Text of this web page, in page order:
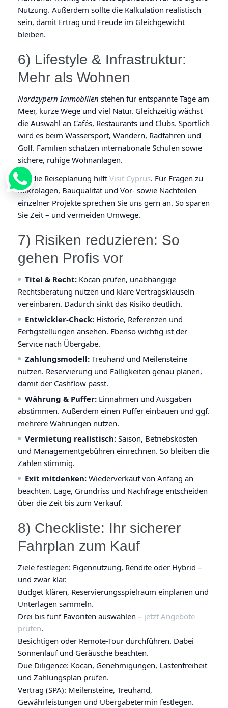
Nutzung. Außerdem sollte die Kalkulation realistisch
sein, damit Ertrag und Freude im Gleichgewicht
bleiben.
6) Lifestyle & Infrastruktur:
Mehr als Wohnen
Nordzypern Immobilien stehen für entspannte Tage am
Meer, kurze Wege und viel Natur. Gleichzeitig wächst
die Auswahl an Cafés, Restaurants und Clubs. Sportlich
wird es beim Wassersport, Wandern, Radfahren und
Golf. Familien schätzen internationale Schulen sowie
sichere, ruhige Wohnanlagen.
Für die Reiseplanung hilft Visit Cyprus. Für Fragen zu
Mikrolagen, Bauqualität und Vor- sowie Nachteilen
einzelner Projekte sprechen Sie uns gern an. So sparen
Sie Zeit – und vermeiden Umwege.
7) Risiken reduzieren: So
gehen Profis vor
Titel & Recht: Kocan prüfen, unabhängige
Rechtsberatung nutzen und klare Vertragsklauseln
vereinbaren. Dadurch sinkt das Risiko deutlich.
Entwickler-Check: Historie, Referenzen und
Fertigstellungen ansehen. Ebenso wichtig ist der
Service nach Übergabe.
Zahlungsmodell: Treuhand und Meilensteine
nutzen. Reservierung und Fälligkeiten genau planen,
damit der Cashflow passt.
Währung & Puffer: Einnahmen und Ausgaben
abstimmen. Außerdem einen Puffer einbauen und ggf.
mehrere Währungen nutzen.
Vermietung realistisch: Saison, Betriebskosten
und Managementgebühren einrechnen. So bleiben die
Zahlen stimmig.
Exit mitdenken: Wiederverkauf von Anfang an
beachten. Lage, Grundriss und Nachfrage entscheiden
über die Zeit bis zum Verkauf.
8) Checkliste: Ihr sicherer
Fahrplan zum Kauf
Ziele festlegen: Eigennutzung, Rendite oder Hybrid –
und zwar klar.
Budget klären, Reservierungs­spielraum einplanen und
Unterlagen sammeln.
Drei bis fünf Favoriten auswählen – jetzt Angebote
prüfen.
Besichtigen oder Remote-Tour durchführen. Dabei
Sonnenlauf und Geräusche beachten.
Due Diligence: Kocan, Genehmigungen, Lastenfreiheit
und Zahlungsplan prüfen.
Vertrag (SPA): Meilensteine, Treuhand,
Gewährleistungen und Übergabetermin festlegen.